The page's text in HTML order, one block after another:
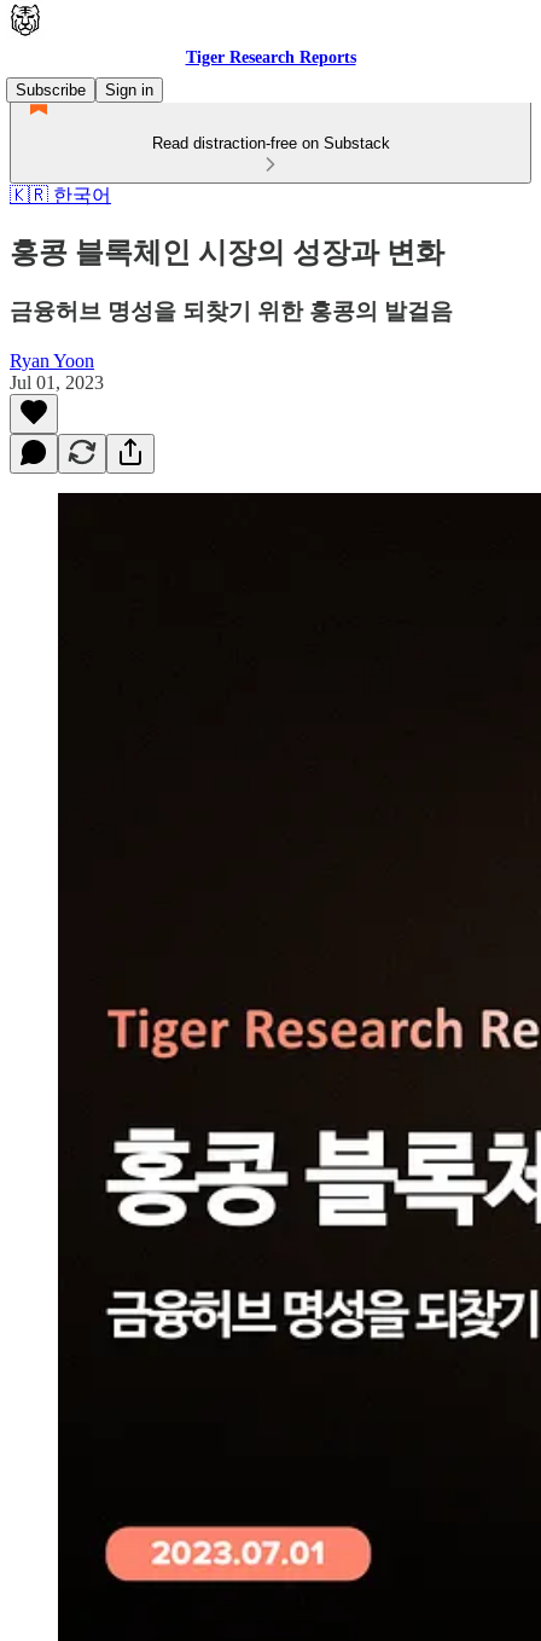
Tiger Research Reports
Subscribe
Sign in
Read distraction-free on Substack
🇰🇷 한국어
홍콩 블록체인 시장의 성장과 변화
금융허브 명성을 되찾기 위한 홍콩의 발걸음
Ryan Yoon
Jul 01, 2023